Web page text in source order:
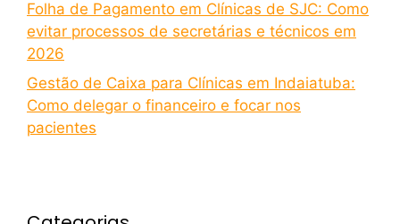
Folha de Pagamento em Clínicas de SJC: Como
evitar processos de secretárias e técnicos em
2026
Gestão de Caixa para Clínicas em Indaiatuba:
Como delegar o financeiro e focar nos
pacientes